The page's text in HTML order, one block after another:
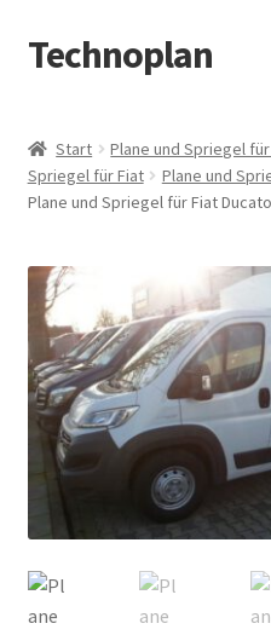
Zur
Navigation
Zum
Inhalt
Technoplan
AGB
Impressum
Kasse
Warenkorb
Start Plane und Spriegel
Spriegel für Fiat
Plane und
Plane und Spriegel für Fiat